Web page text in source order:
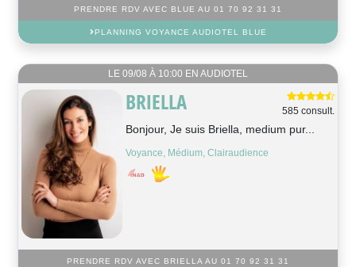
PRENDRE RDV AVEC BLUE AU 01 70 92 31 31
PLANNING VOYANCE AUDIOTEL BLUE
LE 09/08 À 10:00 EN AUDIOTEL
BRIELLA 585 consult.
Bonjour, Je suis Briella, medium pur...
Voyance, Médium, Clairaudience
PRENDRE RDV AVEC BRIELLA AU 01 70 92 31 31